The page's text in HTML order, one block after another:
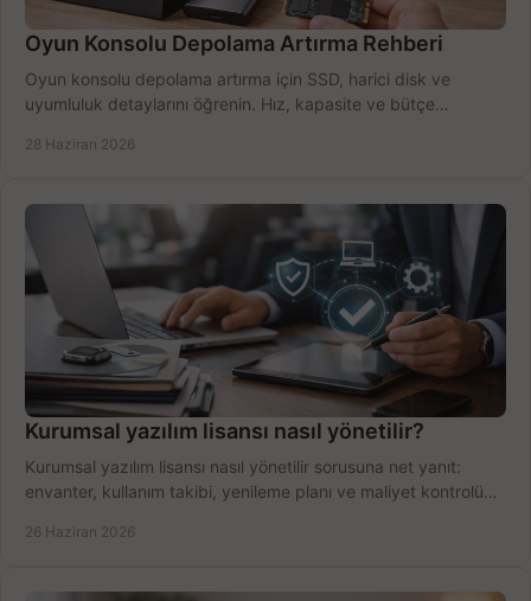
Oyun Konsolu Depolama Artırma Rehberi
Oyun konsolu depolama artırma için SSD, harici disk ve
uyumluluk detaylarını öğrenin. Hız, kapasite ve bütçe
28 Haziran 2026
Kurumsal yazılım lisansı nasıl yönetilir?
Kurumsal yazılım lisansı nasıl yönetilir sorusuna net yanıt:
envanter, kullanım takibi, yenileme planı ve maliyet kontrolü
26 Haziran 2026